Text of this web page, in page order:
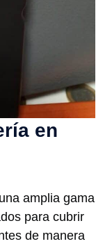
en
amplia gama
para cubrir
de manera